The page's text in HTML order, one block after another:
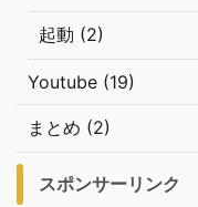
起動 (2)
Youtube (19)
まとめ (2)
スポンサーリンク